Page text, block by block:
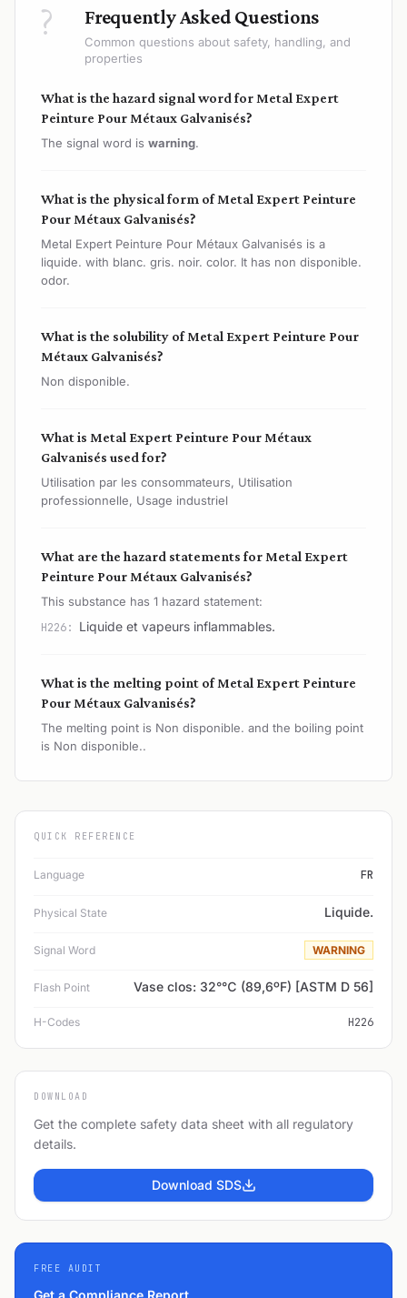
? Frequently Asked Questions
Common questions about safety, handling, and
properties
What is the hazard signal word for Metal Expert
Peinture Pour Métaux Galvanisés?
The signal word is warning.
What is the physical form of Metal Expert Peinture
Pour Métaux Galvanisés?
Metal Expert Peinture Pour Métaux Galvanisés is a
liquide. with blanc. gris. noir. color. It has non disponible.
odor.
What is the solubility of Metal Expert Peinture Pour
Métaux Galvanisés?
Non disponible.
What is Metal Expert Peinture Pour Métaux
Galvanisés used for?
Utilisation par les consommateurs, Utilisation
professionnelle, Usage industriel
What are the hazard statements for Metal Expert
Peinture Pour Métaux Galvanisés?
This substance has 1 hazard statement:
H226: Liquide et vapeurs inflammables.
What is the melting point of Metal Expert Peinture
Pour Métaux Galvanisés?
The melting point is Non disponible. and the boiling point
is Non disponible..
QUICK REFERENCE
Language FR
Physical State Liquide.
Signal Word WARNING
Flash Point Vase clos: 32°℃ (89,6ºF) [ASTM D 56]
H-Codes H226
DOWNLOAD
Get the complete safety data sheet with all regulatory
details.
Download SDS
FREE AUDIT
Get a Compliance Report